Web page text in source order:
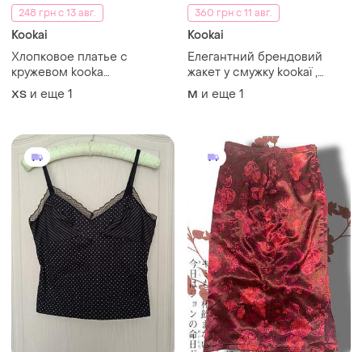
248 грн с 13 авг.
Kookai
Хлопковое платье с
кружевом kooka
функционирующее
ХS и еще 1
360 грн с 11 авг.
Kookai
Елегантний брендовий
жакет у смужку kookaï ,
французького шику та
елегантності у свій
блейзером від відомого
бренду kookaï.
M и еще 1